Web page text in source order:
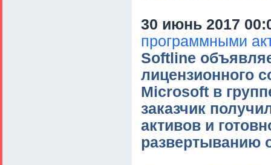
30 июнь 2017
программными
Softline
лицензионного
Microsoft в
заказчик
активов и
развертыванию